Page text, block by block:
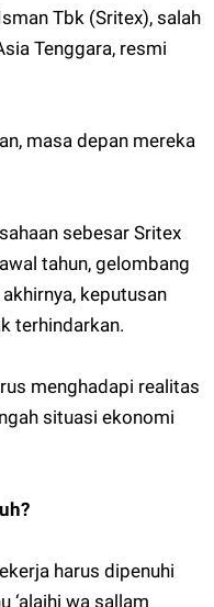
Tbk (Sritex), salah
Tenggara, resmi
masa depan mereka
sebesar Sritex
tahun, gelombang
keputusan
terhindarkan.
menghadapi realitas
situasi ekonomi
harus dipenuhi
‘alaihi wa sallam